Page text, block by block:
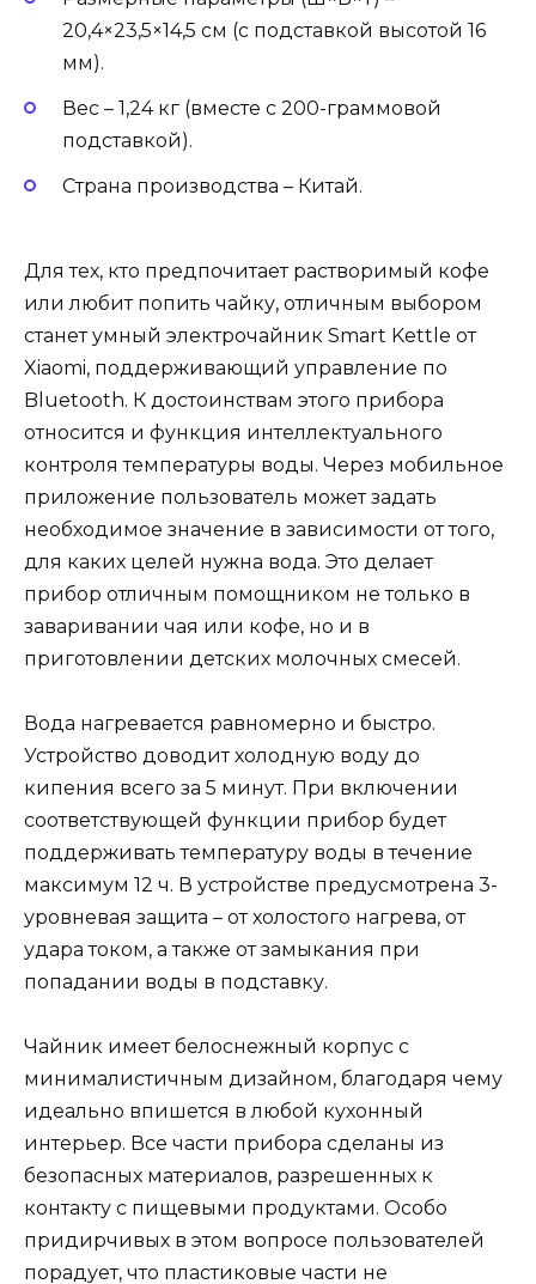
20,4×23,5×14,5 см (с подставкой высотой 16
мм).
Вес – 1,24 кг (вместе с 200-граммовой
подставкой).
Страна производства – Китай.
Для тех, кто предпочитает растворимый кофе
или любит попить чайку, отличным выбором
станет умный электрочайник Smart Kettle от
Xiaomi, поддерживающий управление по
Bluetooth. К достоинствам этого прибора
относится и функция интеллектуального
контроля температуры воды. Через мобильное
приложение пользователь может задать
необходимое значение в зависимости от того,
для каких целей нужна вода. Это делает
прибор отличным помощником не только в
заваривании чая или кофе, но и в
приготовлении детских молочных смесей.
Вода нагревается равномерно и быстро.
Устройство доводит холодную воду до
кипения всего за 5 минут. При включении
соответствующей функции прибор будет
поддерживать температуру воды в течение
максимум 12 ч. В устройстве предусмотрена 3-
уровневая защита – от холостого нагрева, от
удара током, а также от замыкания при
попадании воды в подставку.
Чайник имеет белоснежный корпус с
минималистичным дизайном, благодаря чему
идеально впишется в любой кухонный
интерьер. Все части прибора сделаны из
безопасных материалов, разрешенных к
контакту с пищевыми продуктами. Особо
придирчивых в этом вопросе пользователей
порадует, что пластиковые части не